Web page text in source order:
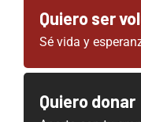
Quiero ser
Sé vida y
Quiero donar